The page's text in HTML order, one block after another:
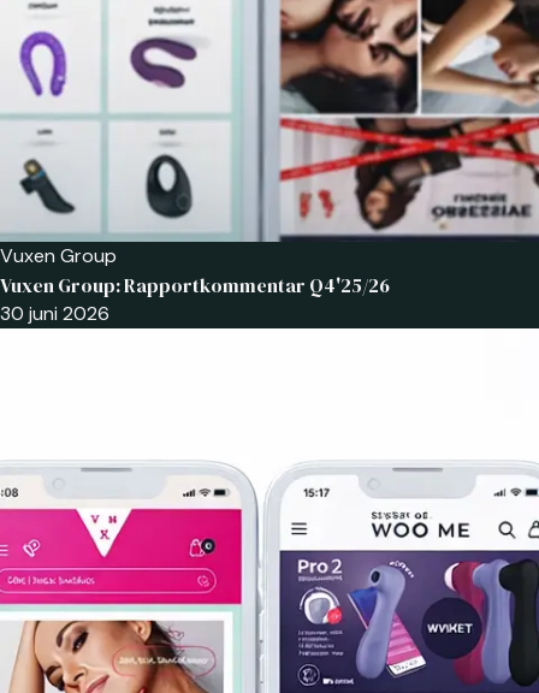
Vuxen Group
Vuxen Group: Rapportkommentar Q4'25/26
30 juni 2026